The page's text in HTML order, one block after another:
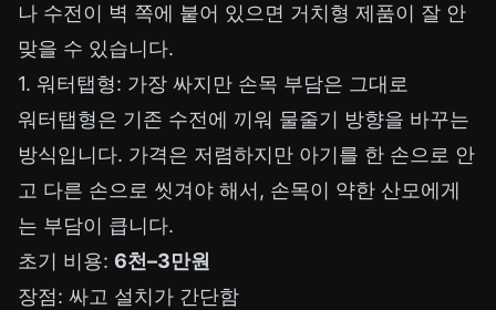
나 수전이 벽 쪽에 붙어 있으면 거치형 제품이 잘 안
맞을 수 있습니다.
1. 워터탭형: 가장 싸지만 손목 부담은 그대로
워터탭형은 기존 수전에 끼워 물줄기 방향을 바꾸는
방식입니다. 가격은 저렴하지만 아기를 한 손으로 안
고 다른 손으로 씻겨야 해서, 손목이 약한 산모에게
는 부담이 큽니다.
초기 비용: 6천–3만원
장점: 싸고 설치가 간단함